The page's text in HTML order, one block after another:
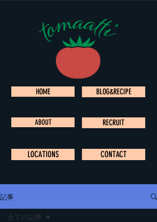
ABOUT
CONTACT
HOME
RECRUIT
LOCATIONS
BLOG&RECIPE
記事
全ての記事